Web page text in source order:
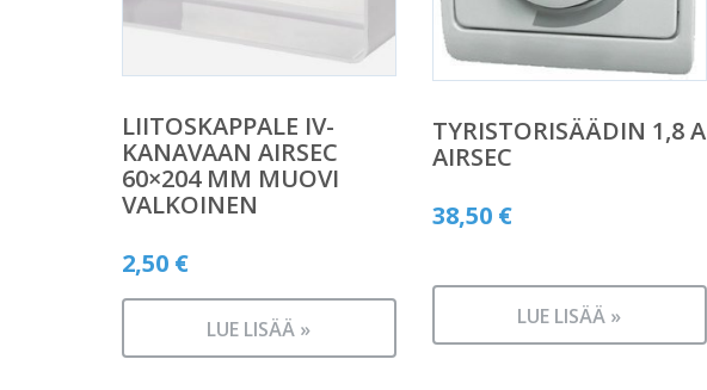
LIITOSKAPPALE IV-
KANAVAAN AIRSEC
60×204 MM MUOVI
VALKOINEN
2,50 €
LUE LISÄÄ »
TYRISTORISÄÄDIN 1,8 A
AIRSEC
38,50 €
LUE LISÄÄ »